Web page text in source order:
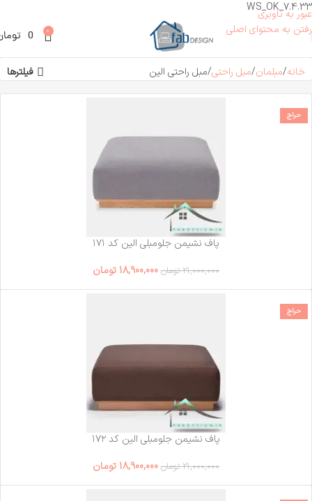
WS_OK_7.4.33
عبور به ناوبری
رفتن به محتوای اصلی
0
0
خانه مبلمان مبل راحتی مبل راحتی الین فیلترها
حراج
پاف نشیمن جلومبلی الین کد ۱۷۱
21,000,000 تومان 18,900,000 تومان
حراج
پاف نشیمن جلومبلی الین کد ۱۷۲
21,000,000 تومان 18,900,000 تومان